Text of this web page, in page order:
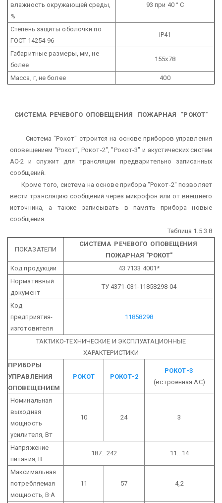
влажность окружающей среды,
%
93 при 40 ° С
Степень защиты оболочки по
ГОСТ 14254-96
IP41
Габаритные размеры, мм, не
более
155х78
Масса, г, не более 400
СИСТЕМА РЕЧЕВОГО ОПОВЕЩЕНИЯ ПОЖАРНАЯ "РОКОТ"
Система "Рокот" строится на основе приборов управления
оповещением "Рокот", Рокот-2", "Рокот-3" и акустических систем
АС-2 и служит для трансляции предварительно записанных
сообщений.
Кроме того, система на основе прибора "Рокот-2" позволяет
вести трансляцию сообщений через микрофон или от внешнего
источника, а также записывать в память прибора новые
сообщения.
Таблица 1.5.3.8
ПОКАЗАТЕЛИ
СИСТЕМА РЕЧЕВОГО ОПОВЕЩЕНИЯ
ПОЖАРНАЯ "РОКОТ"
Код продукции
43 7133 4001*
Нормативный
документ
ТУ 4371-031-11858298-04
Код
предприятия-
изготовителя
11858298
ТАКТИКО-ТЕХНИЧЕСКИЕ И ЭКСПЛУАТАЦИОННЫЕ
ХАРАКТЕРИСТИКИ
ПРИБОРЫ
УПРАВЛЕНИЯ
ОПОВЕЩЕНИЕМ
РОКОТ РОКОТ-2
РОКОТ-3
(встроенная АС)
Номинальная
выходная
мощность
усилителя, Вт
10 24 3
Напряжение
питания, В
187...242 11...14
Максимальная
потребляемая
мощность, В·А
11 57 4,2